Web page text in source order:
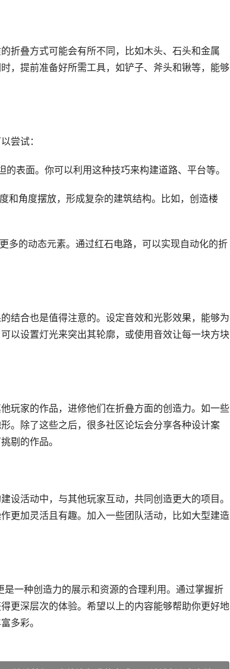
折叠方式可能会有所不同，比如木头、石头和金属
，提前准备好所需工具，如铲子、斧头和锹等，能够
尝试：
表面。你可以利用这种技巧来构建道路、平台等。
和角度摆放，形成复杂的建筑结构。比如，创造楼
多的动态元素。通过红石电路，可以实现自动化的折
结合也是值得注意的。设定音效和光影效果，能够为
以设置灯光来突出其轮廓，或使用音效让每一块方块
玩家的作品，进修他们在折叠方面的创造力。如一些
。除了这些之后，很多社区论坛会分享各种设计案
剔的作品。
设活动中，与其他玩家互动，共同创造更大的项目。
更加灵活且有趣。加入一些团队活动，比如大型建造
是一种创造力的展示和资源的合理利用。通过掌握折
更深层次的体验。希望以上的内容能够帮助你更好地
多彩。